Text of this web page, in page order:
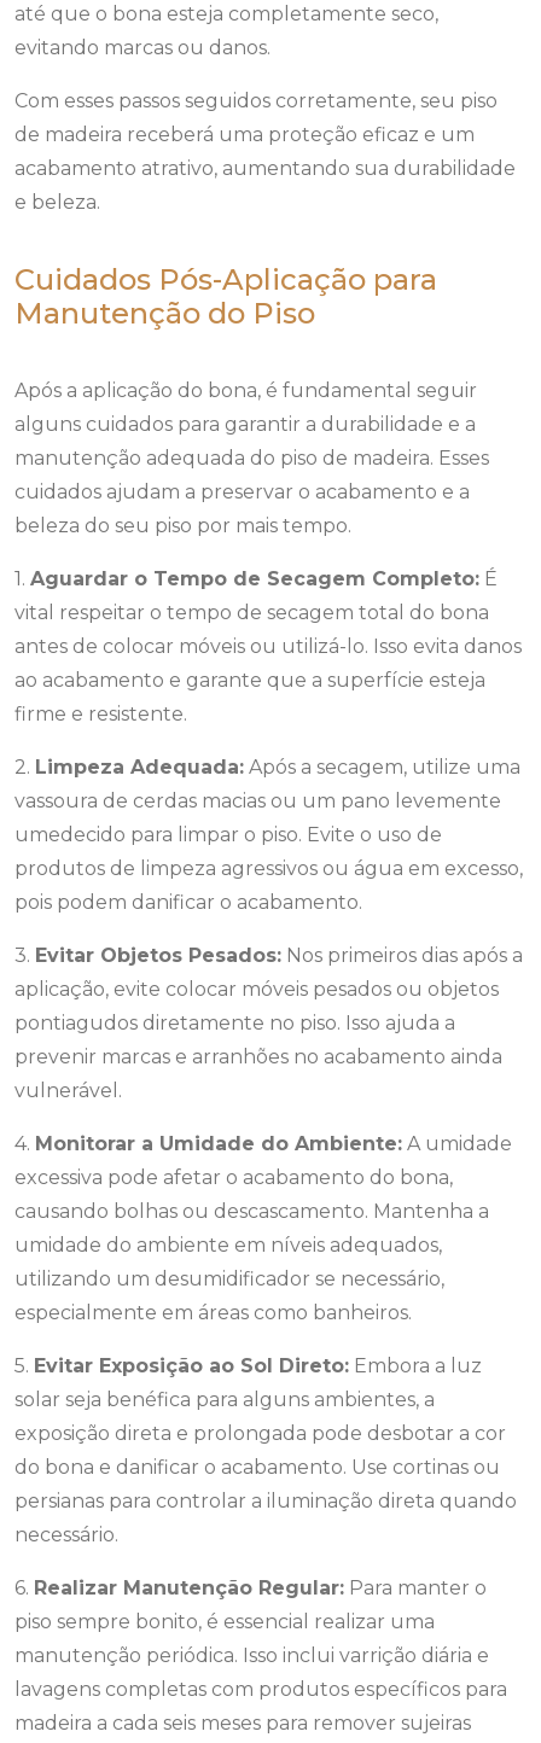
até que o bona esteja completamente seco,
evitando marcas ou danos.
Com esses passos seguidos corretamente, seu piso
de madeira receberá uma proteção eficaz e um
acabamento atrativo, aumentando sua durabilidade
e beleza.
Cuidados Pós-Aplicação para
Manutenção do Piso
Após a aplicação do bona, é fundamental seguir
alguns cuidados para garantir a durabilidade e a
manutenção adequada do piso de madeira. Esses
cuidados ajudam a preservar o acabamento e a
beleza do seu piso por mais tempo.
1. Aguardar o Tempo de Secagem Completo: É
vital respeitar o tempo de secagem total do bona
antes de colocar móveis ou utilizá-lo. Isso evita danos
ao acabamento e garante que a superfície esteja
firme e resistente.
2. Limpeza Adequada: Após a secagem, utilize uma
vassoura de cerdas macias ou um pano levemente
umedecido para limpar o piso. Evite o uso de
produtos de limpeza agressivos ou água em excesso,
pois podem danificar o acabamento.
3. Evitar Objetos Pesados: Nos primeiros dias após a
aplicação, evite colocar móveis pesados ou objetos
pontiagudos diretamente no piso. Isso ajuda a
prevenir marcas e arranhões no acabamento ainda
vulnerável.
4. Monitorar a Umidade do Ambiente: A umidade
excessiva pode afetar o acabamento do bona,
causando bolhas ou descascamento. Mantenha a
umidade do ambiente em níveis adequados,
utilizando um desumidificador se necessário,
especialmente em áreas como banheiros.
5. Evitar Exposição ao Sol Direto: Embora a luz
solar seja benéfica para alguns ambientes, a
exposição direta e prolongada pode desbotar a cor
do bona e danificar o acabamento. Use cortinas ou
persianas para controlar a iluminação direta quando
necessário.
6. Realizar Manutenção Regular: Para manter o
piso sempre bonito, é essencial realizar uma
manutenção periódica. Isso inclui varrição diária e
lavagens completas com produtos específicos para
madeira a cada seis meses para remover sujeiras